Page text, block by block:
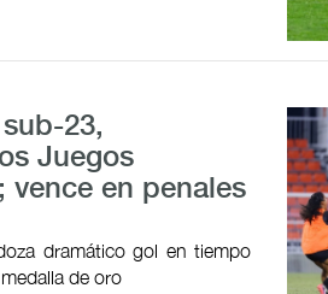
23,
Juegos
vence en penales
dramático gol en tiempo
de oro